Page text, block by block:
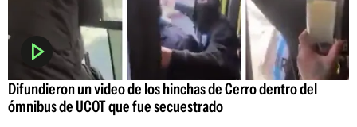
Difundieron un video de los hinchas de Cerro dentro del
ómnibus de UCOT que fue secuestrado